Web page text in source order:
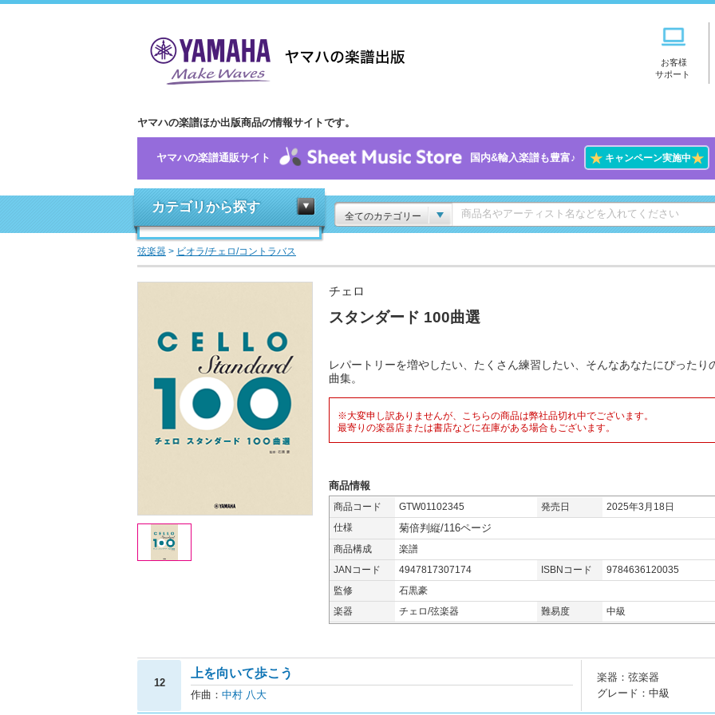
お客様
サポート
ヤマハの楽譜ほか出版商品の情報サイトです。
ヤマハの楽譜通販サイト 国内&輸入楽譜も豊富♪ ★キャンペーン実施中★
カテゴリから探す
全てのカテゴリー
弦楽器 > ビオラ/チェロ/コントラバス
チェロ
スタンダード 100曲選
レパートリーを増やしたい、たくさん練習したい、そんなあなたにぴったり
曲集。
※大変申し訳ありませんが、こちらの商品は弊社品切れ中でございます。
最寄りの楽器店または書店などに在庫がある場合もございます。
商品情報
商品コード GTW01102345 発売日
2025年3月18日
仕様
菊倍判縦/116ページ
商品構成
楽譜
JANコード
4947817307174 ISBNコード
9784636120035
監修
石黒豪
楽器
チェロ/弦楽器 難易度 中級
12
上を向いて歩こう
作曲： 中村 八大
楽器：弦楽器
グレード：中級